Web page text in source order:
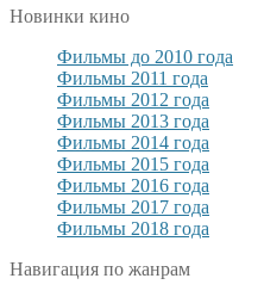
Новинки кино
Фильмы до 2010 года
Фильмы 2011 года
Фильмы 2012 года
Фильмы 2013 года
Фильмы 2014 года
Фильмы 2015 года
Фильмы 2016 года
Фильмы 2017 года
Фильмы 2018 года
Навигация по жанрам